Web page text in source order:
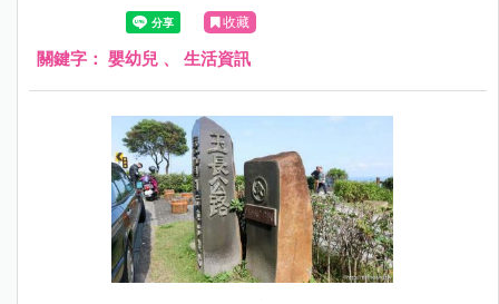
收藏
關鍵字： 嬰幼兒 、 生活資訊